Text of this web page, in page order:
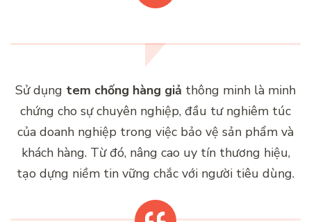
Sử dụng tem chống hàng giả thông minh là minh
chứng cho sự chuyên nghiệp, đầu tư nghiêm túc
của doanh nghiệp trong việc bảo vệ sản phẩm và
khách hàng. Từ đó, nâng cao uy tín thương hiệu,
tạo dựng niềm tin vững chắc với người tiêu dùng.